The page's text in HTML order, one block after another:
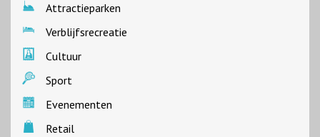
Attractieparken
Verblijfsrecreatie
Cultuur
Sport
Evenementen
Retail